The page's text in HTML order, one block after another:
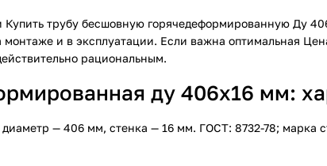
трубу бесшовную горячедеформированную Ду
и в эксплуатации. Если важна оптимальная
рациональным.
ду 406х16 мм:
— 406 мм, стенка — 16 мм. ГОСТ: 8732-78; марка